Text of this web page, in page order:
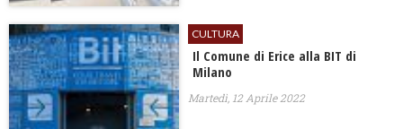
CULTURA
Il Comune di Erice alla BIT di
Milano
Martedì, 12 Aprile 2022